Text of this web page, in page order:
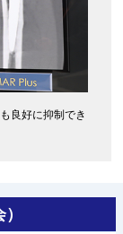
良好に抑制でき